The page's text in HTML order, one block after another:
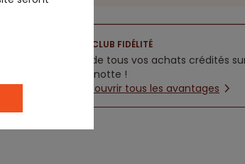
CLUB FIDÉLITÉ
5% de tous vos achats crédités
cagnotte !
Découvrir tous les avantages